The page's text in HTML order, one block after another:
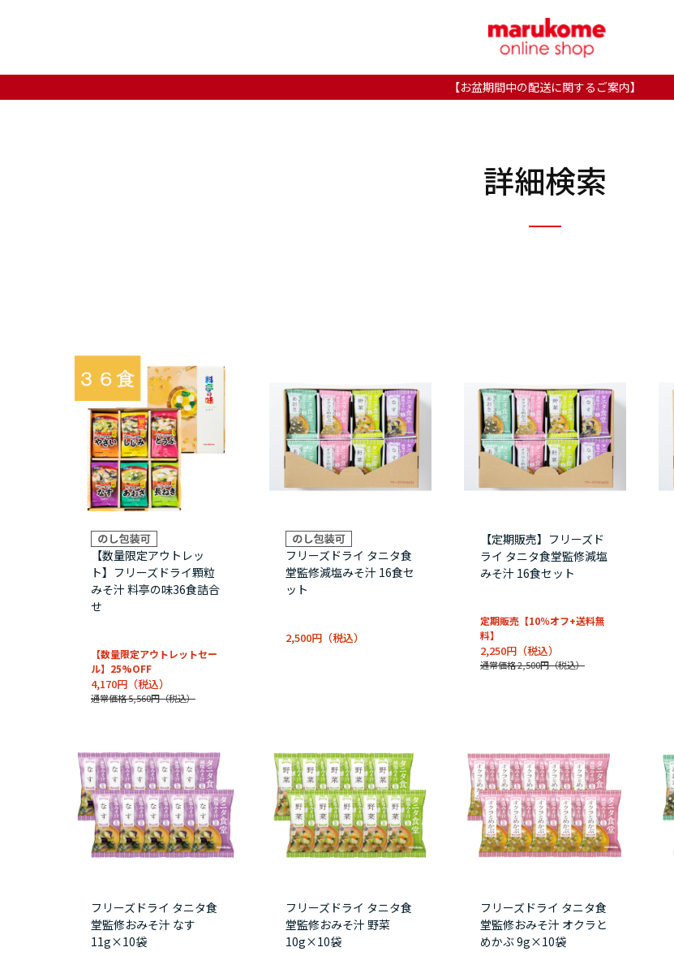
【お盆期間中の配送に関するご案内】
詳細検索
【数量限定アウトレッ
ト】フリーズドライ顆粒
みそ汁 料亭の味36食詰合
せ
【数量限定アウトレットセー
ル】25%OFF
4,170円
通常価格 5,560円
フリーズドライ タニタ食
堂監修減塩みそ汁 16食セ
ット
2,500円
【定期販売】フリーズド
ライ タニタ食堂監修減塩
みそ汁 16食セット
定期販売【10％オフ+送料無
料】
2,250円
通常価格 2,500円
フリーズドライ タニタ食
堂監修おみそ汁 なす
11g×10袋
フリーズドライ タニタ食
堂監修おみそ汁 野菜
10g×10袋
フリーズドライ タニタ食
堂監修おみそ汁 オクラと
めかぶ 9g×10袋